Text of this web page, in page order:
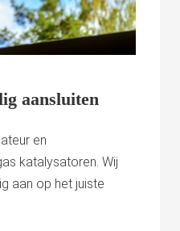
aansluiten
en
katalysatoren. Wij
aan op het juiste